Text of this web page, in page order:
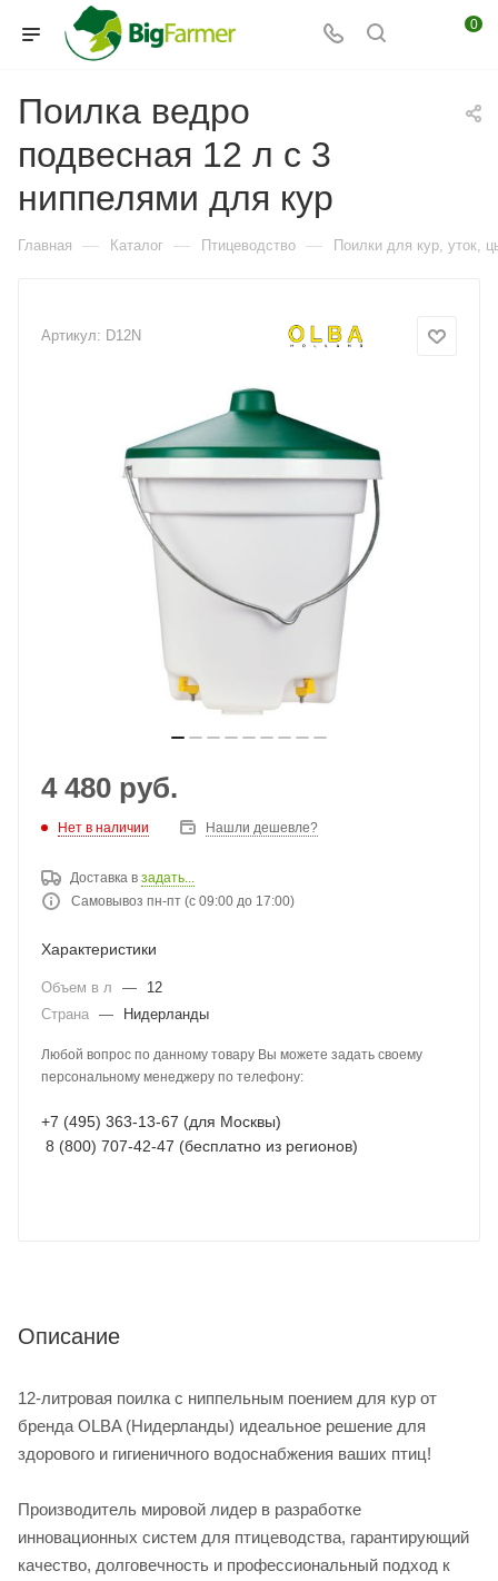
0
Поилка ведро
подвесная 12 л с 3
ниппелями для кур
Главная — Каталог — Птицеводство — Поилки для кур, уток,
Артикул: D12N
4 480 руб.
Нет в наличии Нашли дешевле?
Доставка в задать...
Самовывоз пн-пт (с 09:00 до 17:00)
Характеристики
Объем в л —
12
Страна — Нидерланды
Любой вопрос по данному товару Вы можете задать своему
персональному менеджеру по телефону:
+7 (495) 363-13-67 (для Москвы)
8 (800) 707-42-47 (бесплатно из регионов)
Описание
12-литровая поилка с ниппельным поением для кур от
бренда OLBA (Нидерланды) идеальное решение для
здорового и гигиеничного водоснабжения ваших птиц!
Производитель мировой лидер в разработке
инновационных систем для птицеводства, гарантирующий
качество, долговечность и профессиональный подход к